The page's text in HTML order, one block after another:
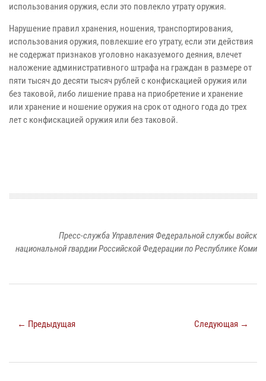
использования оружия, если это повлекло утрату оружия.
Нарушение правил хранения, ношения, транспортирования,
использования оружия, повлекшие его утрату, если эти действия
не содержат признаков уголовно наказуемого деяния, влечет
наложение административного штрафа на граждан в размере от
пяти тысяч до десяти тысяч рублей с конфискацией оружия или
без таковой, либо лишение права на приобретение и хранение
или хранение и ношение оружия на срок от одного года до трех
лет с конфискацией оружия или без таковой.
Пресс-служба Управления Федеральной службы войск
национальной гвардии Российской Федерации по Республике Коми
← Предыдущая Следующая →